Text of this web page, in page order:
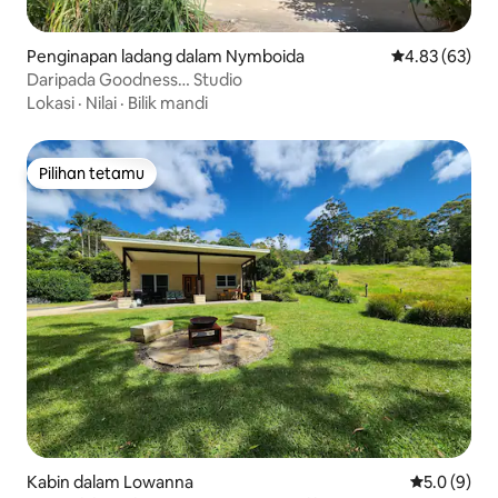
Penginapan ladang dalam Nymboida Penarafan
4.83 (63)
Daripada Goodness… Studio
Lokasi · Nilai · Bilik mandi
Pilihan tetamu
Pilihan tetamu
Kabin dalam Lowanna Penarafan
5.0 (9)